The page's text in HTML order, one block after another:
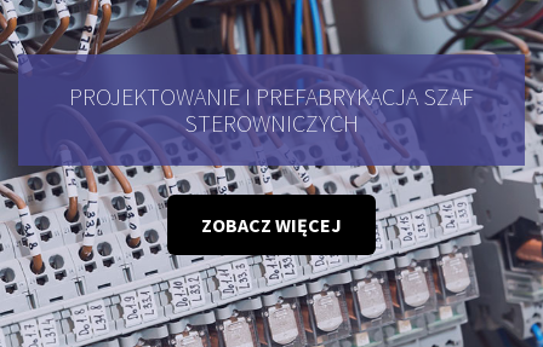
PROJEKTOWANIE I PREFABRYKACJA SZAF
STEROWNICZYCH
ZOBACZ WIĘCEJ